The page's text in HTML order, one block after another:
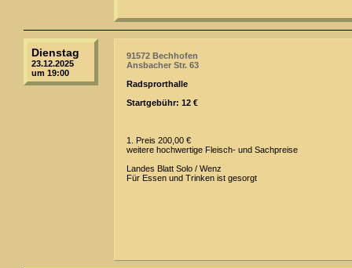
Dienstag
23.12.2025
um 19:00
91572 Bechhofen
Ansbacher Str. 63
Radsprorthalle
Startgebühr: 12 €
1. Preis 200,00 €
weitere hochwertige Fleisch- und Sachpreise
Landes Blatt Solo / Wenz
Für Essen und Trinken ist gesorgt